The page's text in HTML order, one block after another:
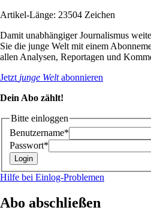
Artikel-Länge: 23504 Zeichen
Damit unabhängiger Journalismus
Sie die junge Welt mit einem
allen Analysen, Reportagen und
Jetzt junge Weltabonnieren
Dein Abo zählt!
Bitte einloggen
Benutzername*
Passwort*
Hilfe bei Einlog-Problemen
Abo abschließen